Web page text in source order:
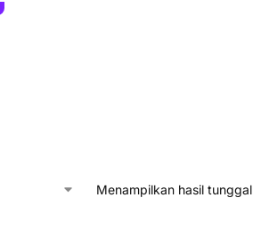
Menampilkan hasil tunggal